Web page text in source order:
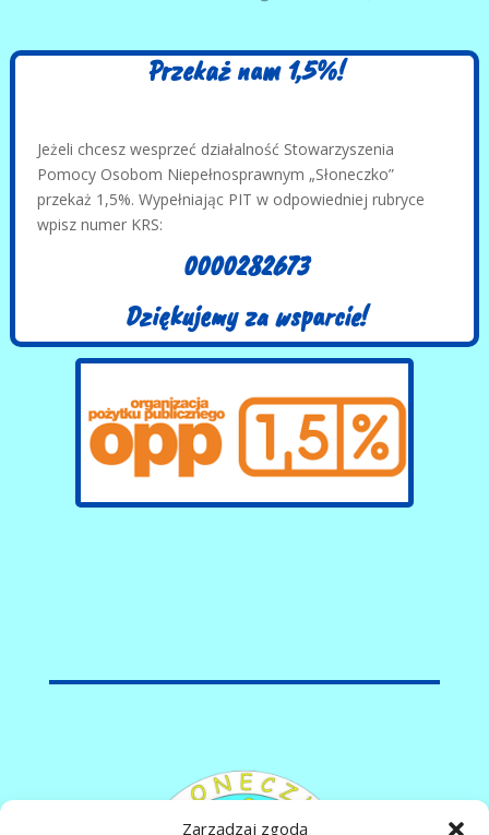
Zarządzaj zgodą
Przekaż nam 1,5%!
Jeżeli chcesz wesprzeć działalność Stowarzyszenia
Pomocy Osobom Niepełnosprawnym „Słoneczko”
przekaż 1,5%. Wypełniając PIT w odpowiedniej rubryce
wpisz numer KRS:
0000282673
Dziękujemy za wsparcie!